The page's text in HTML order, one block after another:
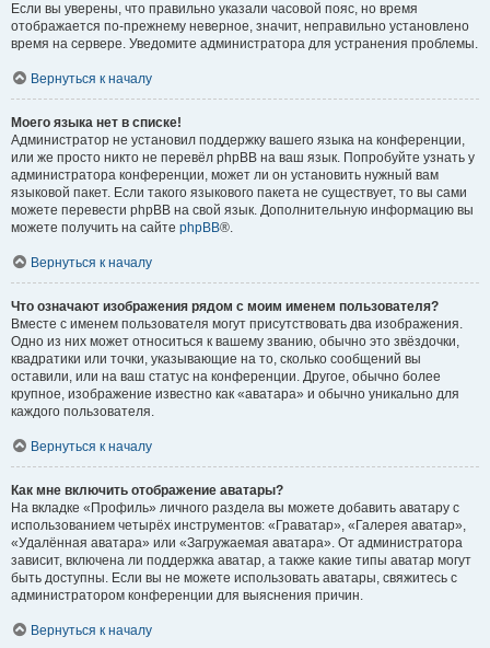
Если вы уверены, что правильно указали часовой пояс, но время
отображается по-прежнему неверное, значит, неправильно установлено
время на сервере. Уведомите администратора для устранения проблемы.
Вернуться к началу
Моего языка нет в списке!
Администратор не установил поддержку вашего языка на конференции,
или же просто никто не перевёл phpBB на ваш язык. Попробуйте узнать у
администратора конференции, может ли он установить нужный вам
языковой пакет. Если такого языкового пакета не существует, то вы сами
можете перевести phpBB на свой язык. Дополнительную информацию вы
можете получить на сайте phpBB®.
Вернуться к началу
Что означают изображения рядом с моим именем пользователя?
Вместе с именем пользователя могут присутствовать два изображения.
Одно из них может относиться к вашему званию, обычно это звёздочки,
квадратики или точки, указывающие на то, сколько сообщений вы
оставили, или на ваш статус на конференции. Другое, обычно более
крупное, изображение известно как «аватара» и обычно уникально для
каждого пользователя.
Вернуться к началу
Как мне включить отображение аватары?
На вкладке «Профиль» личного раздела вы можете добавить аватару с
использованием четырёх инструментов: «Граватар», «Галерея аватар»,
«Удалённая аватара» или «Загружаемая аватара». От администратора
зависит, включена ли поддержка аватар, а также какие типы аватар могут
быть доступны. Если вы не можете использовать аватары, свяжитесь с
администратором конференции для выяснения причин.
Вернуться к началу